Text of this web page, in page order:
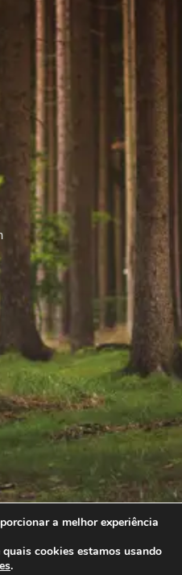
a melhor experiência
cookies estamos usando
.